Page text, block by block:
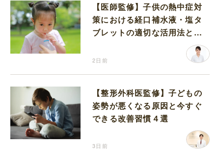
【医師監修】子供の熱中症対
策における経口補水液・塩タ
ブレットの適切な活用法と水
2日前
【整形外科医監修】子どもの
姿勢が悪くなる原因と今すぐ
できる改善習慣４選
3日前